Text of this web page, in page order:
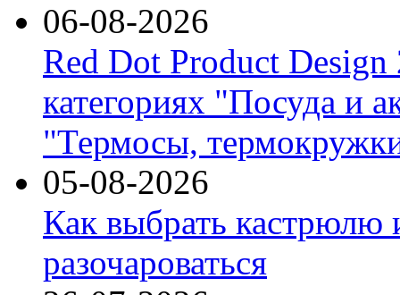
06-08-2026
Red Dot Product Design
категориях "Посуда и
"Термосы,
05-08-2026
Как выбрать кастрюлю
разочароваться